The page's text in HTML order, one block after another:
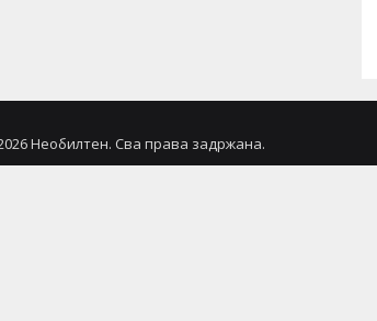
Необилтен. Сва права задржана.